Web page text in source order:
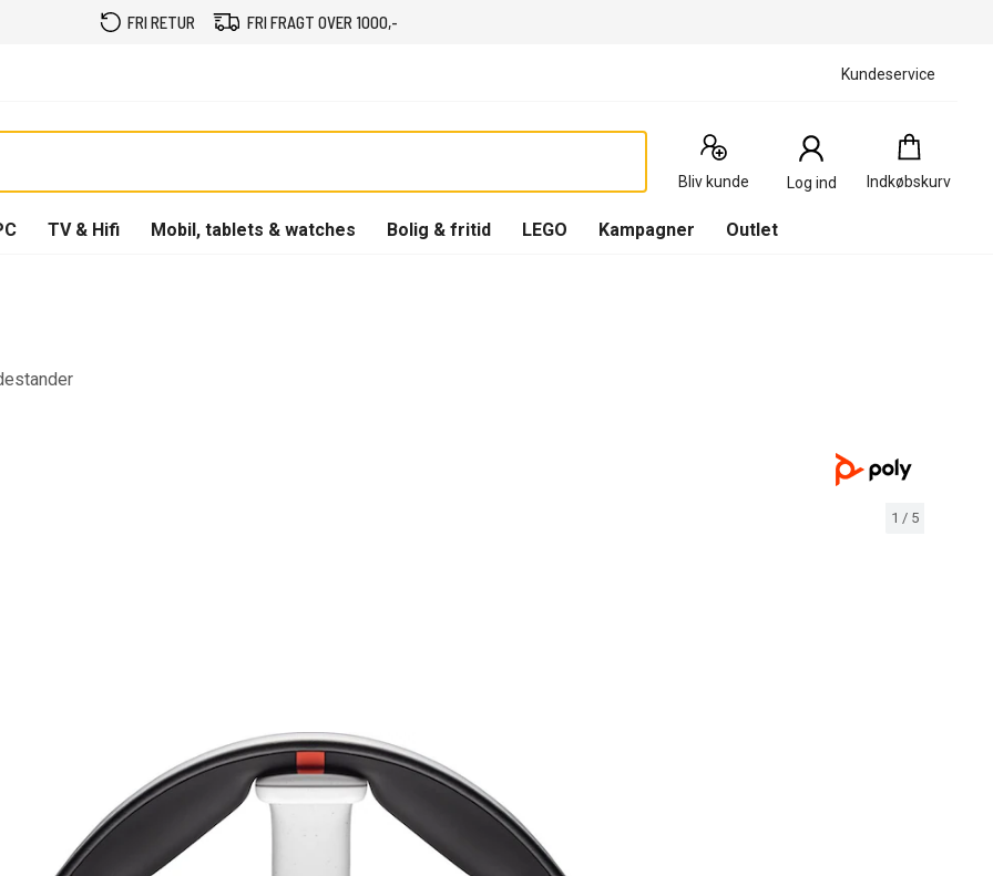
FRI RETUR FRI FRAGT OVER 1000,-
Kundeservice
Bliv kunde Log ind Indkøbskurv
Indkøbskurv
0
Produkter
TV & Hifi Mobil, tablets & watches Bolig & fritid LEGO Kampagner Outlet
1 / 5